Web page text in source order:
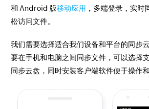
和 Android 版移动应用 ，多端登录，实时
松访问文件。
我们需要选择适合我们设备和平台的同步
要在手机和电脑之间同步文件，可以选择
同步云盘，同时安装客户端软件便于操作